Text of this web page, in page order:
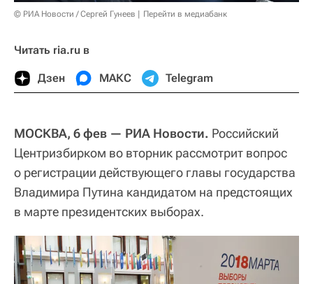
© РИА Новости / Сергей Гунеев Перейти в медиабанк
Читать ria.ru в
Дзен МАКС Telegram
МОСКВА, 6 фев — РИА Новости. Российский
Центризбирком во вторник рассмотрит вопрос
о регистрации действующего главы государства
Владимира Путина кандидатом на предстоящих
в марте президентских выборах.